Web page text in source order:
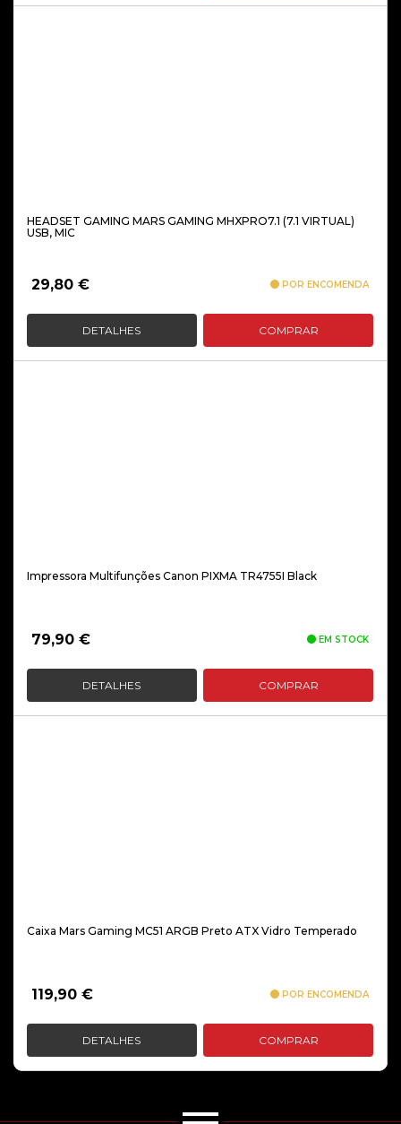
HEADSET GAMING MARS GAMING MHXPRO7.1 (7.1 VIRTUAL)
USB, MIC
29,80 € POR ENCOMENDA
DETALHES COMPRAR
Impressora Multifunções Canon PIXMA TR4755I Black
79,90 € EM STOCK
DETALHES COMPRAR
Caixa Mars Gaming MC51 ARGB Preto ATX Vidro Temperado
119,90 € POR ENCOMENDA
DETALHES COMPRAR